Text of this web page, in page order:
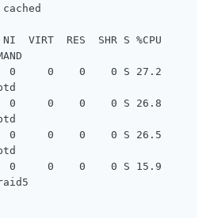
0     0    0    0 S 27.2
0     0    0    0 S 26.8
0     0    0    0 S 26.5
0     0    0    0 S 15.9